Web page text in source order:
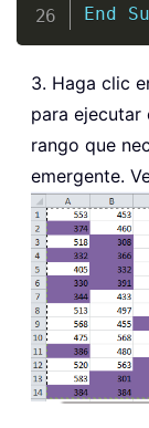
End
3. Haga clic
para ejecutar
rango que
emergente.